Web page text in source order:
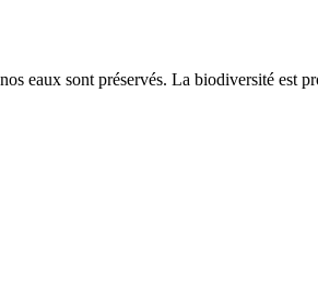
eaux sont préservés. La biodiversité est